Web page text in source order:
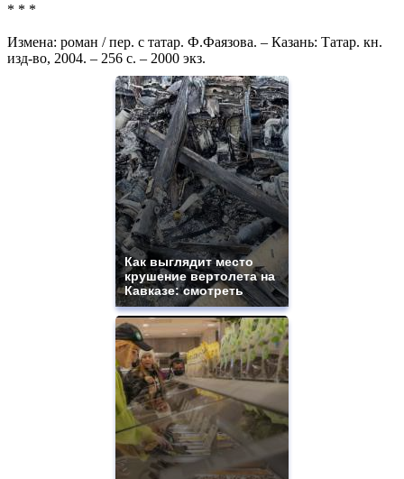
* * *
Измена: роман / пер. с татар. Ф.Фаязова. – Казань: Татар. кн.
изд-во, 2004. – 256 с. – 2000 экз.
Как выглядит место
крушение вертолета на
Кавказе: смотреть